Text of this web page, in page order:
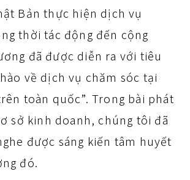
Bản thực hiện dịch vụ
thời tác động đến cộng
đã được diễn ra với tiêu
về dịch vụ chăm sóc tại
toàn quốc”. Trong bài phát
sở kinh doanh, chúng tôi đã
được sáng kiến tâm huyết
đó.